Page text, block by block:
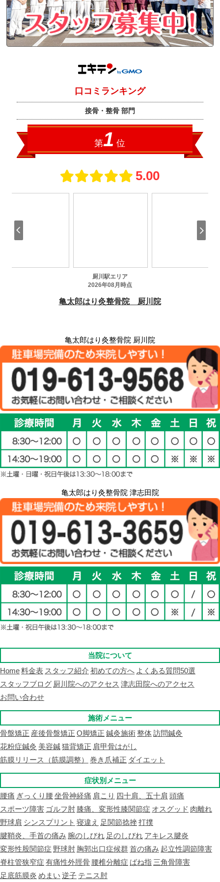
亀太郎はり灸整骨院 厨川院
亀太郎はり灸整骨院 津志田院
当院について
Home料金表 スタッフ紹介 初めての方へ よくある質問50選
スタッフブログ 厨川院へのアクセス 津志田院へのアクセス
お問い合わせ
施術メニュー
骨盤矯正 産後骨盤矯正 O脚矯正 鍼灸施術整体訪問鍼灸
花粉症鍼灸 美容鍼猫背矯正 肩甲骨はがし
筋膜リリース（筋膜調整）
巻き爪補正 ダイエット
症状別メニュー
腰痛 ぎっくり腰坐骨神経痛 肩こり 四十肩、五十肩 頭痛
スポーツ障害 ゴルフ肘 膝痛、変形性膝関節症 オスグッド 肉離れ
野球肩 シンスプリント 寝違え 足関節捻挫打撲
腱鞘炎、手首の痛み 腕のしびれ 足のしびれ アキレス腱炎
変形性股関節症 野球肘 胸郭出口症候群首の痛み 起立性調節障害
脊柱管狭窄症 有痛性外脛骨 腰椎分離症 ばね指 三角骨障害
足底筋膜炎 めまい 逆子 テニス肘